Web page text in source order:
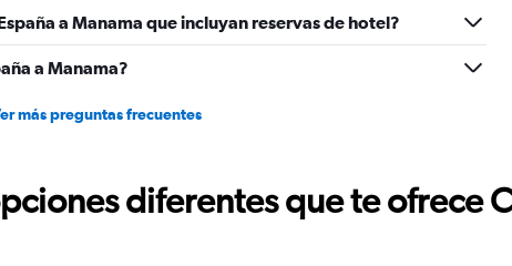
to
a Manama que incluyan reservas de hotel?
a Manama?
más preguntas frecuentes
diferentes que te ofrece